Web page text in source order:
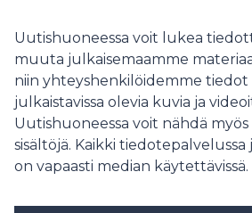
tuki, tuen tarpeen arviointi ja
ohjautuminen.
Uutishuoneessa voit lukea
muuta julkaisemaamme
niin yhteyshenkilöidemme tiedot
julkaistavissa olevia kuvia ja
Uutishuoneessa voit nähdä myös
sisältöjä. Kaikki
on vapaasti median käytettävissä.